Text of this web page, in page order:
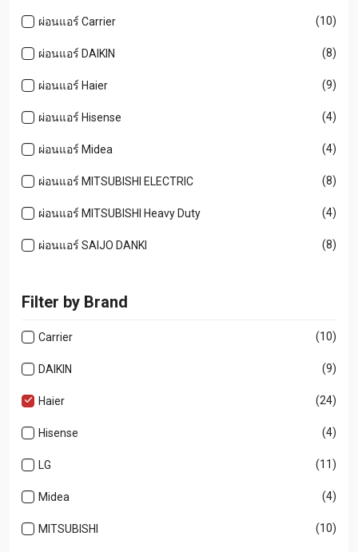
ผ่อนแอร์ Carrier (10)
ผ่อนแอร์ DAIKIN (8)
ผ่อนแอร์ Haier (9)
ผ่อนแอร์ Hisense (4)
ผ่อนแอร์ Midea (4)
ผ่อนแอร์ MITSUBISHI ELECTRIC (8)
ผ่อนแอร์ MITSUBISHI Heavy Duty (4)
ผ่อนแอร์ SAIJO DANKI (8)
Filter by Brand
Carrier (10)
DAIKIN (9)
Haier (24)
Hisense (4)
LG (11)
Midea (4)
MITSUBISHI (10)